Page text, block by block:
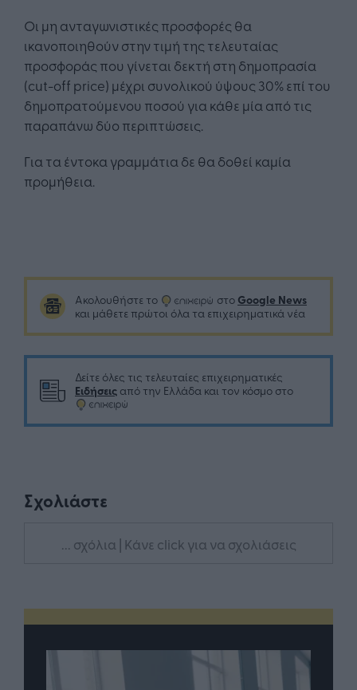
Οι μη ανταγωνιστικές προσφορές θα
ικανοποιηθούν στην τιμή της τελευταίας
προσφοράς που γίνεται δεκτή στη δημοπρασία
(cut-off price) μέχρι συνολικού ύψους 30% επί του
δημοπρατούμενου ποσού για κάθε μία από τις
παραπάνω δύο περιπτώσεις.
Για τα έντοκα γραμμάτια δε θα δοθεί καμία
προμήθεια.
Ακολουθήστε το στο Google News
και μάθετε πρώτοι όλα τα επιχειρηματικά νέα
Δείτε όλες τις τελευταίες επιχειρηματικές
Ειδήσεις από την Ελλάδα και τον κόσμο στο
Σχολιάστε
... σχόλια | Κάνε click για να σχολιάσεις